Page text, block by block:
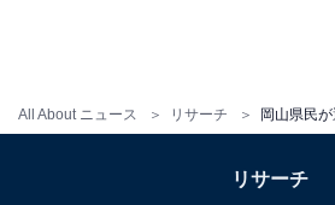
All About ニュース リサーチ
リサーチ